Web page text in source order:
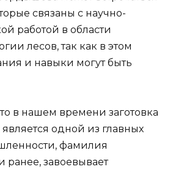
связаны с научно-
работой в области
лесов, так как в этом
и навыки могут быть
в нашем времени заготовка
одной из главных
фамилия
ранее, завоевывает